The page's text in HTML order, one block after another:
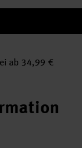
ab 34,99 €